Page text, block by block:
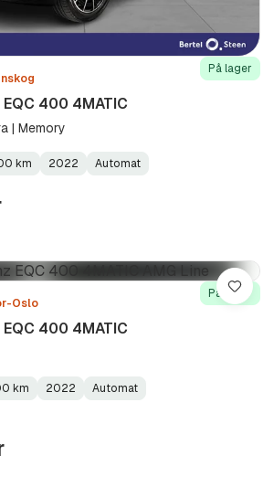
På lager
400 4MATIC
| Memory
km 2022
Automat
Oslo
På lager
400 4MATIC
km 2022 Automat
Lagre